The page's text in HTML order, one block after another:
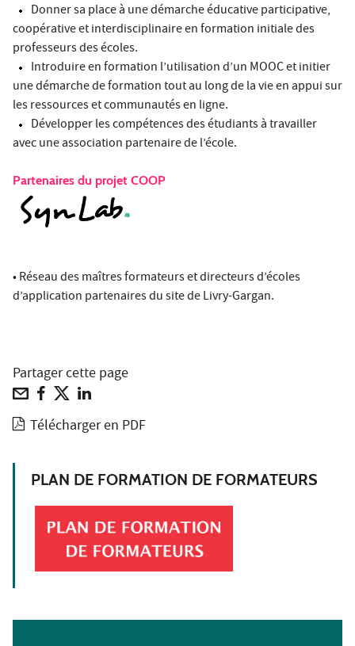
Donner sa place à une démarche éducative participative,
coopérative et interdisciplinaire en formation initiale des
professeurs des écoles.
Introduire en formation l’utilisation d’un MOOC et initier
une démarche de formation tout au long de la vie en appui sur
les ressources et communautés en ligne.
Développer les compétences des étudiants à travailler
avec une association partenaire de l’école.
Partenaires du projet COOP
• Réseau des maîtres formateurs et directeurs d’écoles
d’application partenaires du site de Livry-Gargan.
Partager cette page
Télécharger en PDF
PLAN DE FORMATION DE FORMATEURS